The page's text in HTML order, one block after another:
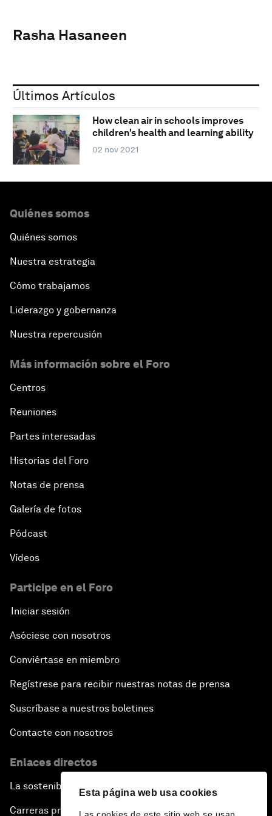
Esta página web usa cookies
Rasha Hasaneen
Últimos Artículos
How clean air in schools improves
children's health and learning ability
02 nov 2021
Quiénes somos
Quiénes somos
Nuestra estrategia
Cómo trabajamos
Liderazgo y gobernanza
Nuestra repercusión
Más información sobre el Foro
Centros
Reuniones
Partes interesadas
Historias del Foro
Notas de prensa
Galería de fotos
Pódcast
Vídeos
Participe en el Foro
Iniciar sesión
Asóciese con nosotros
Conviértase en miembro
Regístrese para recibir nuestras notas de prensa
Suscríbase a nuestros boletines
Contacte con nosotros
Enlaces directos
La sostenibilidad en el Foro
Carreras profesionales